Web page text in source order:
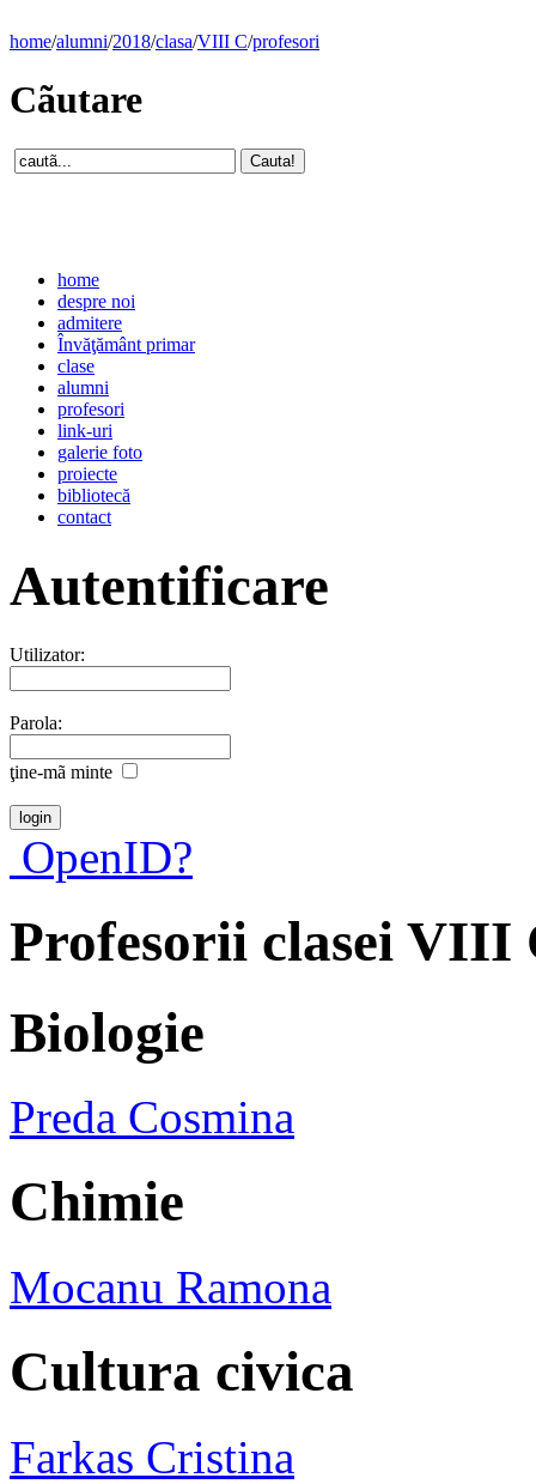
home/alumni/2018/clasa/VIII C/profesori
Cãutare
home
despre noi
admitere
Învăţământ primar
clase
alumni
profesori
link-uri
galerie foto
proiecte
bibliotecă
contact
Autentificare
Utilizator:
Parola:
ţine-mã minte
OpenID?
Profesorii clasei VIII
Biologie
Preda Cosmina
Chimie
Mocanu Ramona
Cultura civica
Farkas Cristina